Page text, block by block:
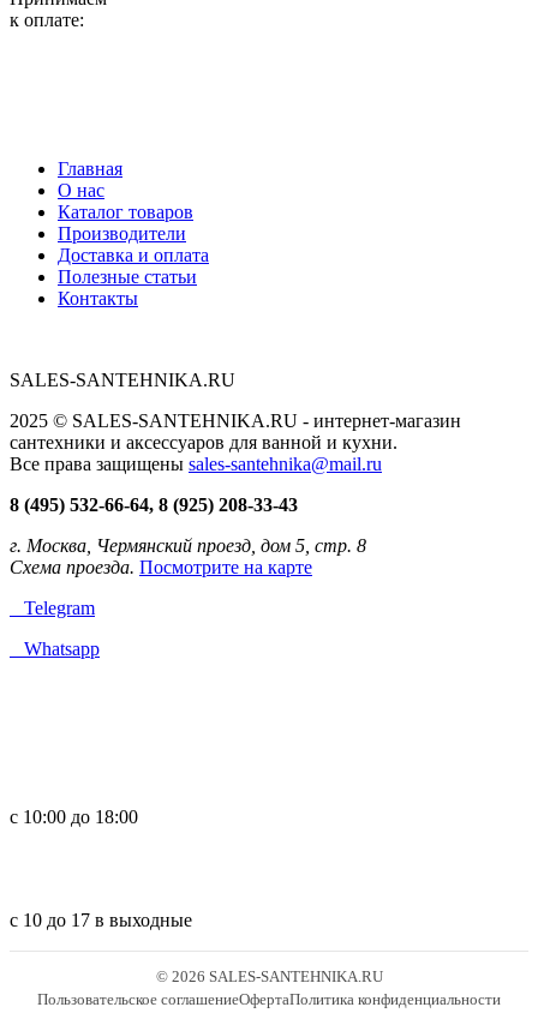
к оплате:
Главная
О нас
Каталог товаров
Производители
Доставка и оплата
Полезные статьи
Контакты
SALES-SANTEHNIKA.RU
2025 © SALES-SANTEHNIKA.RU - интернет-магазин
сантехники и аксессуаров для ванной и кухни.
Все права защищены sales-santehnika@mail.ru
8 (495) 532-66-64, 8 (925) 208-33-43
г. Москва, Чермянский проезд, дом 5, стр. 8
Схема проезда. Посмотрите на карте
Telegram
Whatsapp
с 10:00 до 18:00
с 10 до 17 в выходные
© 2026 SALES-SANTEHNIKA.RU
Пользовательское соглашениеОфертаПолитика конфиденциальности